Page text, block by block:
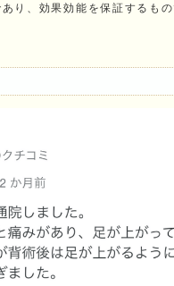
り、効果効能を保証するもの